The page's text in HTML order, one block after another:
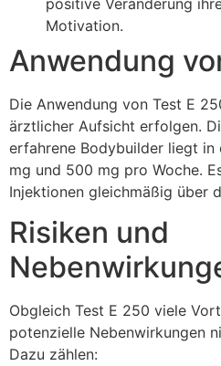
Motivation.
Anwendung
Die Anwendung von Test E
ärztlicher Aufsicht erfolgen.
erfahrene Bodybuilder liegt in
mg und 500 mg pro Woche.
Injektionen gleichmäßig über
Risiken und
Obgleich Test E 250 viele
potenzielle Nebenwirkungen
Dazu zählen: